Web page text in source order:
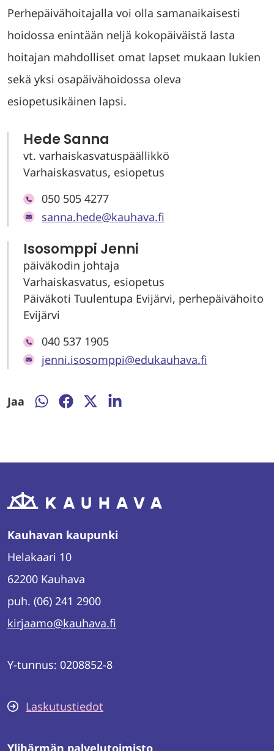
Perhepäivähoitajalla voi olla samanaikaisesti
hoidossa enintään neljä kokopäiväistä lasta
hoitajan mahdolliset omat lapset mukaan lukien
sekä yksi osapäivähoidossa oleva
esiopetusikäinen lapsi.
Hede Sanna
vt. varhaiskasvatuspäällikkö
Varhaiskasvatus, esiopetus
050 505 4277
sanna.hede@kauhava.fi
Isosomppi Jenni
päiväkodin johtaja
Varhaiskasvatus, esiopetus
Päiväkoti Tuulentupa Evijärvi, perhepäivähoito
Evijärvi
040 537 1905
jenni.isosomppi@edukauhava.fi
Jaa
Jaa
Jaa
Jaa
Jaa
Kauhavan kaupunki
Helakaari 10
62200 Kauhava
puh. (06) 241 2900
kirjaamo@kauhava.fi
Y-tunnus: 0208852-8
Laskutustiedot